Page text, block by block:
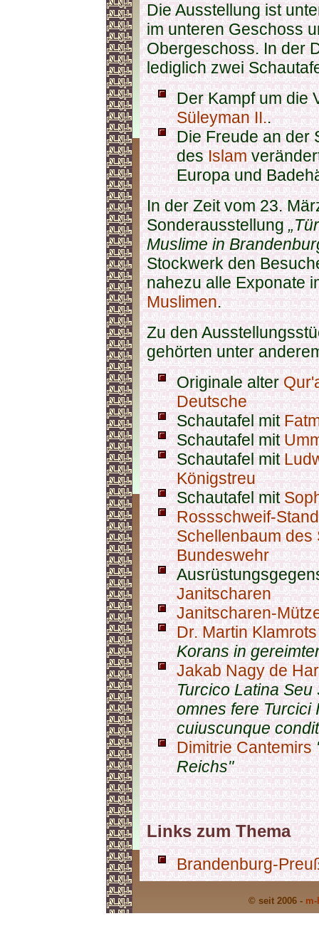
Die Ausstellung ist
im unteren Geschoss
Obergeschoss. In der
lediglich zwei
Der Kampf um die
Süleyman II..
Die Freude an der
desIslam
Europa und
In der Zeit vom 23.
Sonderausstellung
Muslime in
Stockwerk den
nahezu alle Exponate
Muslimen.
Zu den
gehörten unter
Originale alter
Deutsche
Schautafel mit
Schautafel mit
Schautafel mit
Königstreu
Schautafel mit
Rossschweif-
Schellenbaum
Bundeswehr
Janitscharen
Janitscharen-
Dr. Martin Klamrots
Korans in
Jakab Nagy de
Turcico Latina
omnes fere Turcici
cuiuscunque
Dimitrie Cantemirs
Reichs"
Links zum Thema
Brandenburg-
© seit 2006 -